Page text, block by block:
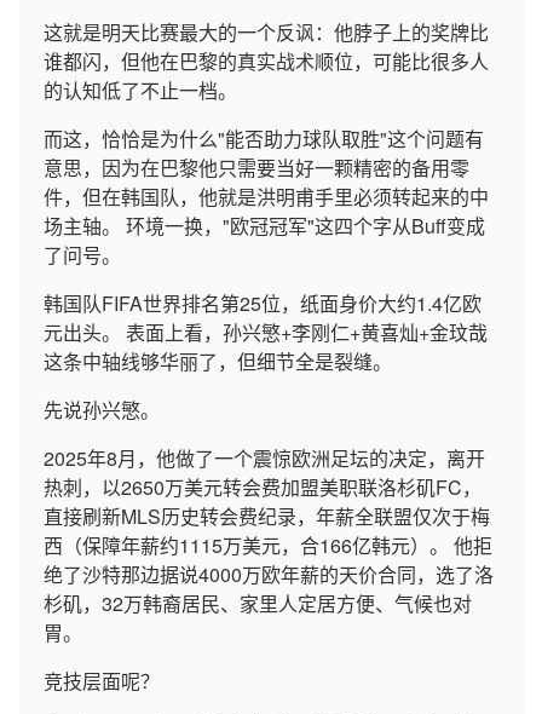
这就是明天比赛最大的一个反讽：他脖子上的奖牌比
谁都闪，但他在巴黎的真实战术顺位，可能比很多人
的认知低了不止一档。
而这，恰恰是为什么"能否助力球队取胜"这个问题有
意思，因为在巴黎他只需要当好一颗精密的备用零
件，但在韩国队，他就是洪明甫手里必须转起来的中
场主轴。 环境一换，"欧冠冠军"这四个字从Buff变成
了问号。
韩国队FIFA世界排名第25位，纸面身价大约1.4亿欧
元出头。 表面上看，孙兴慜+李刚仁+黄喜灿+金玟哉
这条中轴线够华丽了，但细节全是裂缝。
先说孙兴慜。
2025年8月，他做了一个震惊欧洲足坛的决定，离开
热刺，以2650万美元转会费加盟美职联洛杉矶FC，
直接刷新MLS历史转会费纪录，年薪全联盟仅次于梅
西（保障年薪约1115万美元，合166亿韩元）。 他拒
绝了沙特那边据说4000万欧年薪的天价合同，选了洛
杉矶，32万韩裔居民、家里人定居方便、气候也对
胃。
竞技层面呢？